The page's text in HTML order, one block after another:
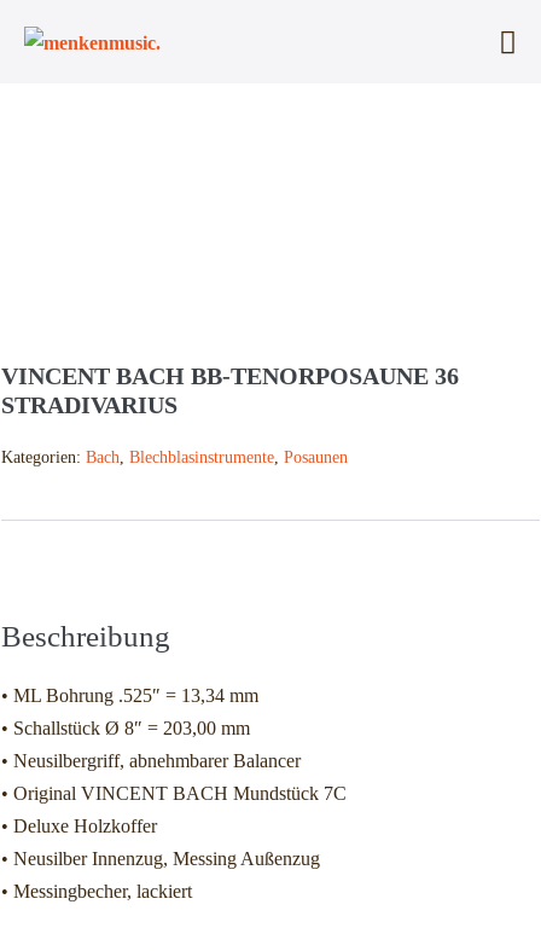
Inhalt
VINCENT BACH BB-TENORPOSAUNE 36
STRADIVARIUS
Kategorien: Bach Blechblasinstrumente Posaunen
Beschreibung
• ML Bohrung .525″ = 13,34 mm
• Schallstück Ø 8″ = 203,00 mm
• Neusilbergriff, abnehmbarer Balancer
• Original VINCENT BACH Mundstück 7C
• Deluxe Holzkoffer
• Neusilber Innenzug, Messing Außenzug
• Messingbecher, lackiert